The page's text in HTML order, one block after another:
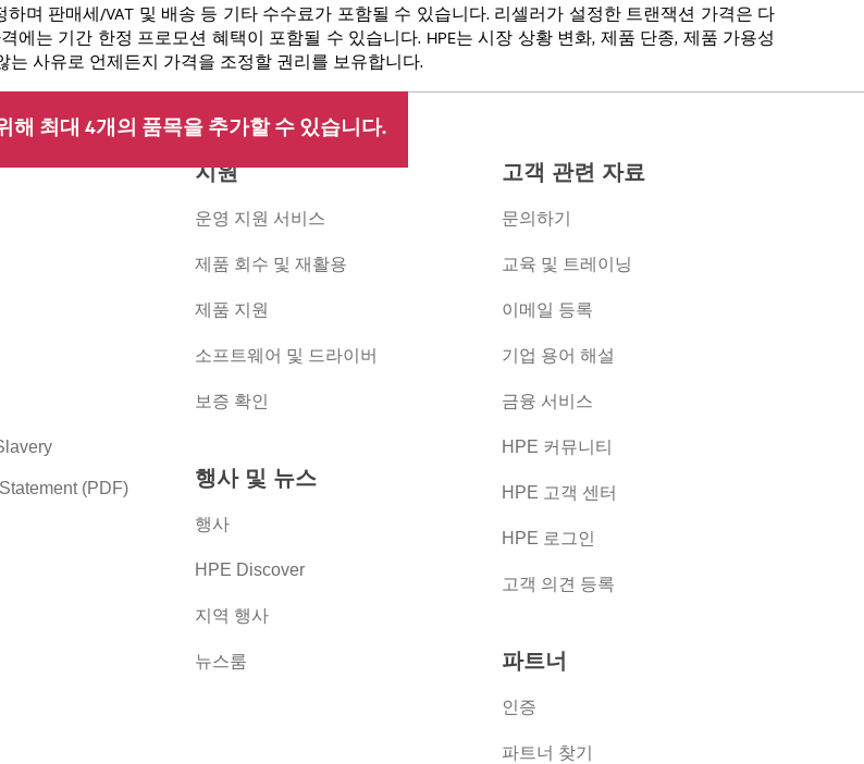
며 판매세/VAT 및 배송 등 기타 수수료가 포함될 수 있습니다. 리셀러가 설정한 트랜잭션 가격은 다
는 기간 한정 프로모션 혜택이 포함될 수 있습니다. HPE는 시장 상황 변화, 제품 단종, 제품 가용성
사유로 언제든지 가격을 조정할 권리를 보유합니다.
해 최대 4개의 품목을 추가할 수 있습니다.
(PDF)
지원
운영 지원 서비스
제품 회수 및 재활용
제품 지원
소프트웨어 및 드라이버
보증 확인
행사 및 뉴스
행사
HPE Discover
지역 행사
뉴스룸
고객 관련 자료
문의하기
교육 및 트레이닝
이메일 등록
기업 용어 해설
금융 서비스
HPE 커뮤니티
HPE 고객 센터
HPE 로그인
고객 의견 등록
파트너
인증
파트너 찾기